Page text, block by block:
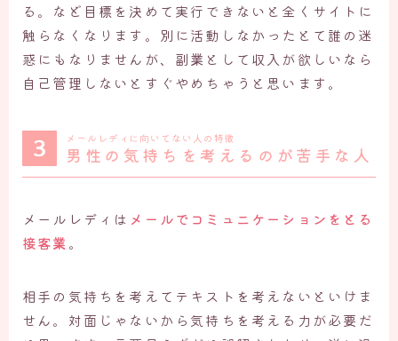
る。など目標を決めて実行できないと全くサイトに
触らなくなります。別に活動しなかったとて誰の迷
惑にもなりませんが、副業として収入が欲しいなら
自己管理しないとすぐやめちゃうと思います。
メールレディに向いてない人の特徴
男性の気持ちを考えるのが苦手な人
メールレディは メールでコミュニケーションをとる
接客業 。
相手の気持ちを考えてテキストを考えないといけま
せん。対面じゃないから気持ちを考える力が必要だ